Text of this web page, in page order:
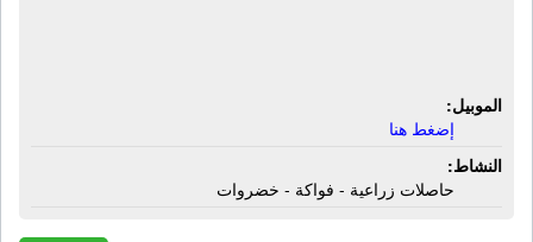
الموبيل:
إضغط هنا
النشاط:
حاصلات زراعية - فواكة - خضروات